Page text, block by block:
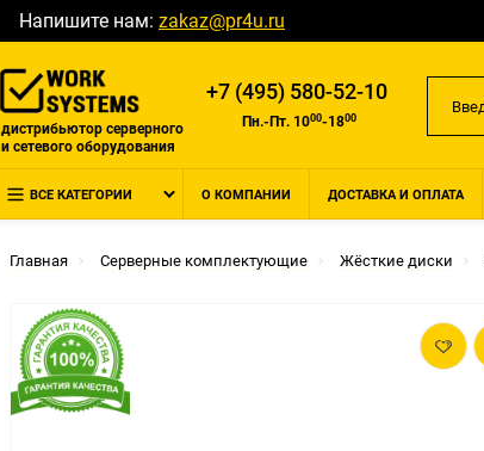
Напишите нам: zakaz@pr4u.ru
дистрибьютор серверного
и сетевого оборудования
+7 (495) 580-52-10
Пн.-Пт. 1000-1800
ВСЕ КАТЕГОРИИ О КОМПАНИИ ДОСТАВКА И ОПЛАТА
Главная Серверные комплектующие Жёсткие диски